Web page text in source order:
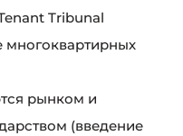
Tribunal
многоквартирных
рынком и
(введение